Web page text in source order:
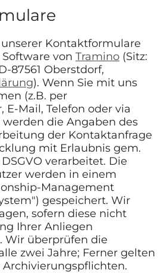
Kontaktformulare
von Tramino (Sitz:
87561 Oberstdorf,
). Wenn Sie mit uns
(z.B. per
Mail, Telefon oder via
werden die Angaben des
der Kontaktanfrage
mit Erlaubnis gem.
verarbeitet. Die
werden in einem
Management
gespeichert. Wir
sofern diese nicht
Ihrer Anliegen
Wir überprüfen die
zwei Jahre; Ferner gelten